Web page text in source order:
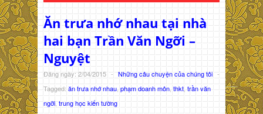
Ăn trưa nhớ nhau tại nhà
hai bạn Trần Văn Ngỡi –
Nguyệt
Đăng ngày: 2/04/2015 - Những câu chuyện của chúng tôi -
Tagged: ăn trưa nhớ nhau phạm doanh môn thkt trần văn
ngỡi trung học kiến tường